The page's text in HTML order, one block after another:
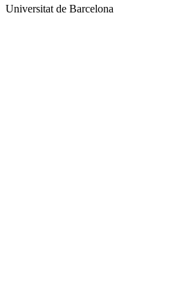
Universitat de Barcelona